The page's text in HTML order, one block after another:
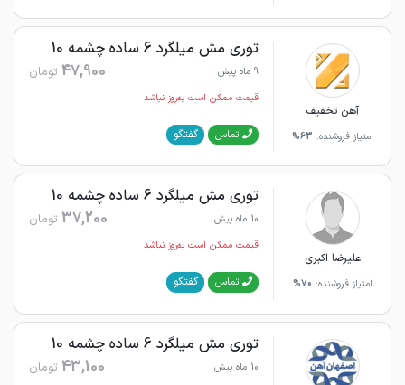
آهن تخفیف
امتیاز فروشنده: 63%
توری مش میلگرد 6 ساده چشمه 10
9 ماه پیش 47,900 تومان
قیمت ممکن است به‌روز نباشد
تماس گفتگو
علیرضا اکبری
امتیاز فروشنده: 70%
توری مش میلگرد 6 ساده چشمه 10
10 ماه پیش 37,200 تومان
قیمت ممکن است به‌روز نباشد
تماس گفتگو
توری مش میلگرد 6 ساده چشمه 10
10 ماه پیش 43,100 تومان